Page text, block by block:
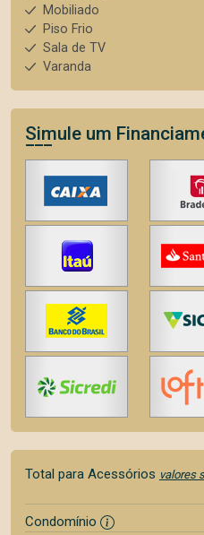
Mobiliado
Piso Frio
Sala de TV
Varanda
Simule um
Total para Acessórios valores
Condomínio